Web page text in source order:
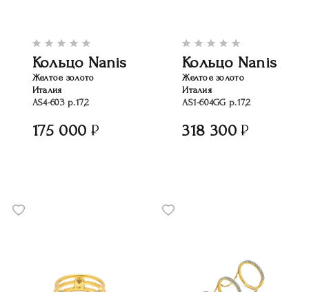
Кольцо Nanis
Желтое золото
Италия
AS4-603 р.17,2
175 000
Кольцо Nanis
Желтое золото
Италия
AS1-604GG р.17,2
318 300